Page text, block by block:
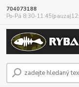
704073188
Po-Pá 8:30-